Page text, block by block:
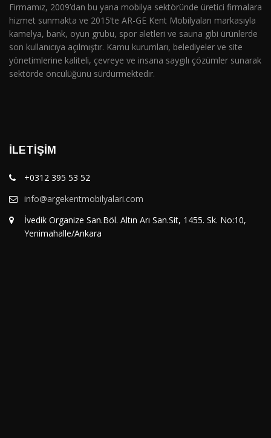
Firmamız, 2009’dan bu yana mobilya sektöründe üretici firmalara
hizmet sunmakta ve 2015’te AR-GE Kent Mobilyaları markasıyla
kamelya, bank, oyun grubu, spor aletleri ve sauna gibi ürünlerde
son kullanıcıya açılmıştır. Kamu kurumları, belediyeler ve site
yönetimlerine kaliteli, çevreye ve insana saygılı çözümler sunarak
sektörde öncülüğünü sürdürmektedir.
İLETIŞIM
+0312 395 53 52
info@argekentmobilyalari.com
İvedik Organize San.Böl. Altın Arı San.Sit, 1455. Sk. No:10,
Yenimahalle/Ankara